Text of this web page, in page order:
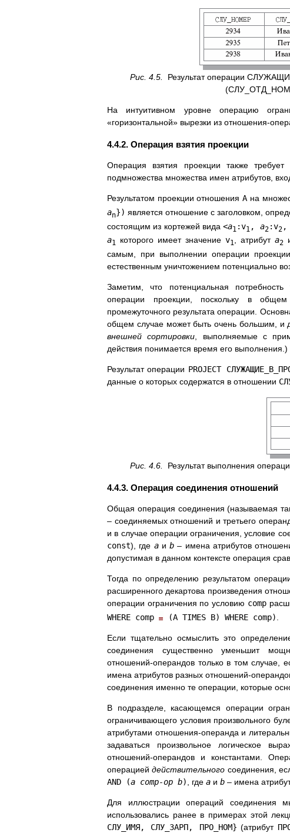
Рис. 4.5.
Результат операции
(СЛУ_ОТД_НОМ
На интуитивном уровне операцию
«горизонтальной» вырезки из отношения-
4.4.2. Операция взятия проекции
Операция взятия проекции также
подмножества множества имен атрибутов,
Результатом проекции отношенияA на
an}) является отношение с заголовком,
состоящим из кортежей вида<a1 :v1 , a2:v2,
a1 которого имеет значение v1, атрибут a2
самым, при выполнении операции
естественным уничтожением потенциально
Заметим, что потенциальная
операции проекции, поскольку в общем
промежуточного результата операции.
общем случае может быть очень большим, и
внешней сортировки , выполняемые с
действия понимается время его выполнения.)
Результат операции PROJECT
данные о которых содержатся в отношении
Рис. 4.6. Результат выполнения
4.4.3. Операция соединения отношений
Общая операция соединения (называемая
– соединяемых отношений и третьего
и в случае операции ограничения, условие
const), где aиb – имена атрибутов
допустимая в данном контексте операция
Тогда по определению результатом
расширенного декартова произведения
операции ограничения по условию comp
WHERE comp
(A TIMES B) WHERE comp)
Если тщательно осмыслить это
соединения существенно уменьшит
отношений-операндов только в том случае,
имена атрибутов разных отношений-
соединения именно те операции, которые
В подразделе, касающемся операции
ограничивающего условия произвольного
атрибутами отношения-операнда и
задаваться произвольное логическое
отношений-операндов и константами.
операциейдействительного соединения,
AND (a comp-op b) , где a и b – имена
Для иллюстрации операций соединения
использовались ранее в примерах этой
СЛУ_ИМЯ, СЛУ_ЗАРП, ПРО_НОМ} (атрибут